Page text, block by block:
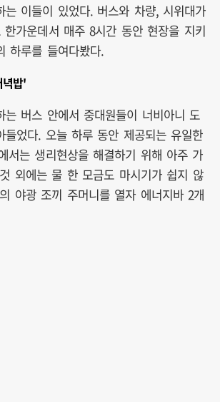
는 이들이 있었다. 버스와 차량, 시위대가
가운데서 매주 8시간 동안 현장을 지키
하루를 들여다봤다.
밥'
는 버스 안에서 중대원들이 너비아니 도
들었다. 오늘 하루 동안 제공되는 유일한
서는 생리현상을 해결하기 위해 아주 가
외에는 물 한 모금도 마시기가 쉽지 않
야광 조끼 주머니를 열자 에너지바 2개